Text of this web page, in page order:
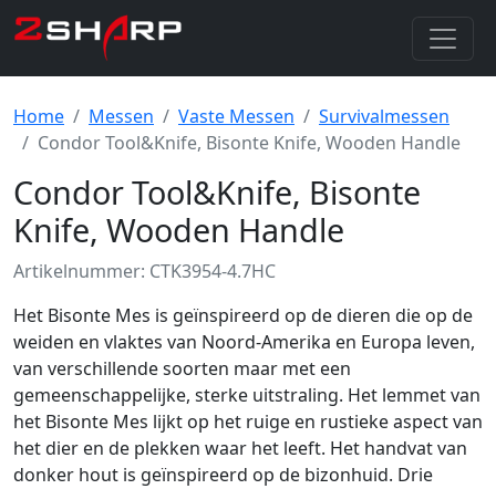
Home Messen Vaste Messen
Survivalmessen
Condor Tool&Knife, Bisonte Knife, Wooden Handle
Condor Tool&Knife, Bisonte
Knife, Wooden Handle
Artikelnummer: CTK3954-4.7HC
Het Bisonte Mes is geïnspireerd op de dieren die op de
weiden en vlaktes van Noord-Amerika en Europa leven,
van verschillende soorten maar met een
gemeenschappelijke, sterke uitstraling. Het lemmet van
het Bisonte Mes lijkt op het ruige en rustieke aspect van
het dier en de plekken waar het leeft. Het handvat van
donker hout is geïnspireerd op de bizonhuid. Drie